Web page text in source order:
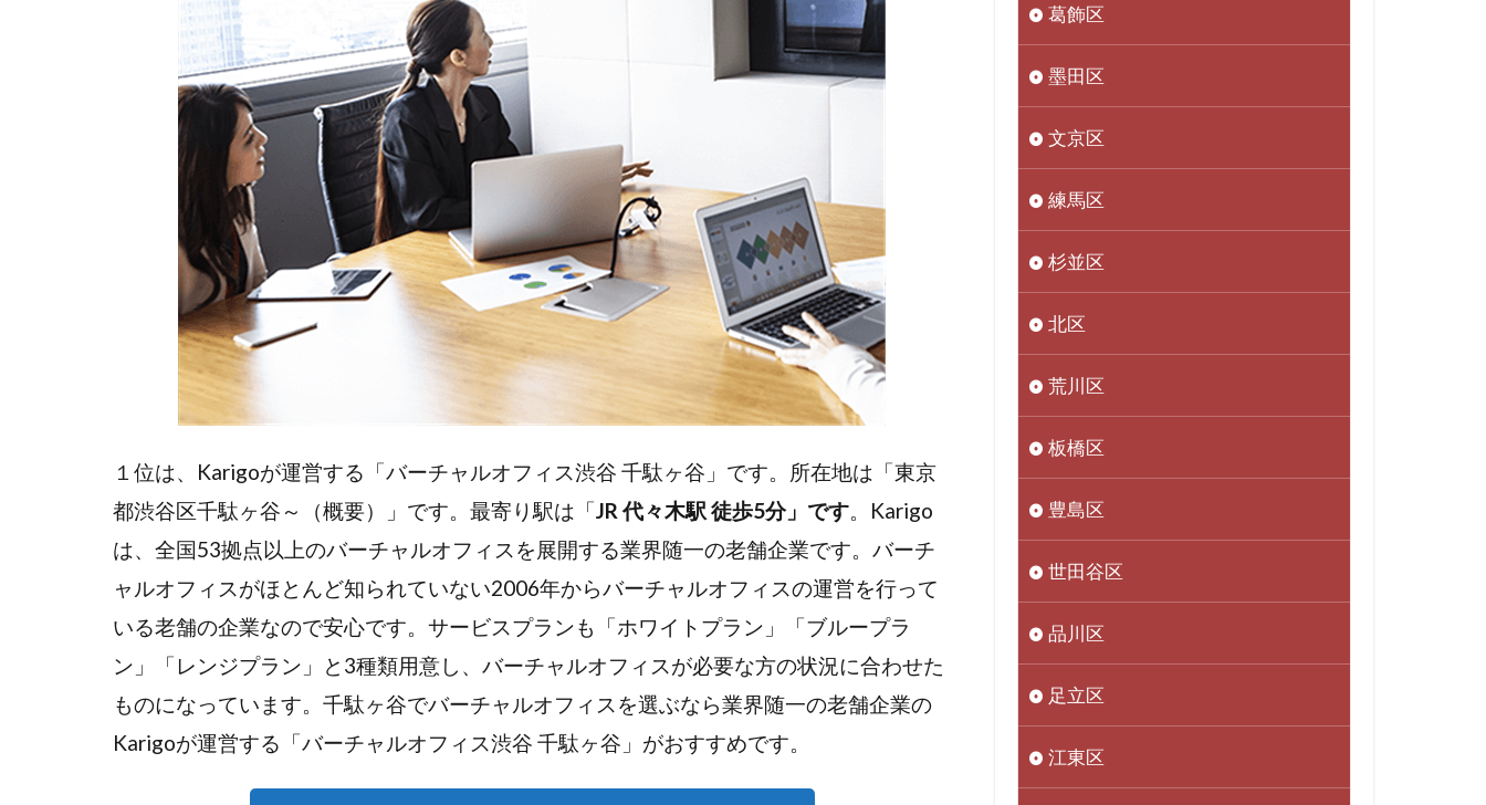
１位は、Karigoが運営する「バーチャルオフィス渋谷 千駄ヶ谷」です。所在地は「東京
都渋谷区千駄ヶ谷～（概要）」です。最寄り駅は「JR 代々木駅 徒歩5分」です。Karigo
は、全国53拠点以上のバーチャルオフィスを展開する業界随一の老舗企業です。バーチ
ャルオフィスがほとんど知られていない2006年からバーチャルオフィスの運営を行って
いる老舗の企業なので安心です。サービスプランも「ホワイトプラン」「ブループラ
ン」「レンジプラン」と3種類用意し、バーチャルオフィスが必要な方の状況に合わせた
ものになっています。千駄ヶ谷でバーチャルオフィスを選ぶなら業界随一の老舗企業の
Karigoが運営する「バーチャルオフィス渋谷 千駄ヶ谷」がおすすめです。
葛飾区
墨田区
文京区
練馬区
杉並区
北区
荒川区
板橋区
豊島区
世田谷区
品川区
足立区
江東区